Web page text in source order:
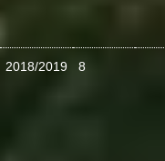
2018/2019 8